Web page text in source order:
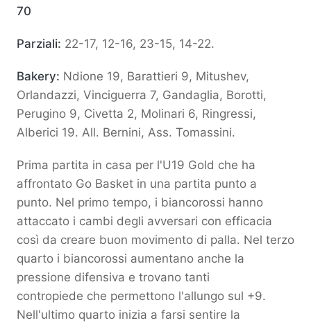
70
Parziali: 22-17, 12-16, 23-15, 14-22.
Bakery: Ndione 19, Barattieri 9, Mitushev,
Orlandazzi, Vinciguerra 7, Gandaglia, Borotti,
Perugino 9, Civetta 2, Molinari 6, Ringressi,
Alberici 19. All. Bernini, Ass. Tomassini.
Prima partita in casa per l'U19 Gold che ha
affrontato Go Basket in una partita punto a
punto. Nel primo tempo, i biancorossi hanno
attaccato i cambi degli avversari con efficacia
così da creare buon movimento di palla. Nel terzo
quarto i biancorossi aumentano anche la
pressione difensiva e trovano tanti
contropiede che permettono l'allungo sul +9.
Nell'ultimo quarto inizia a farsi sentire la